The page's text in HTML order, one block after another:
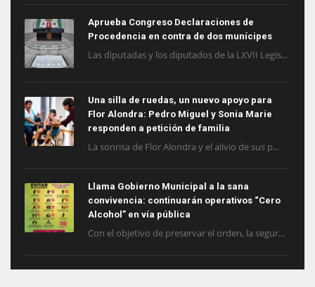
Aprueba Congreso Declaraciones de
Procedencia en contra de dos munícipes
Las diputadas y los diputados de la LXVII Legis...
Una silla de ruedas, un nuevo apoyo para
Flor Alondra: Pedro Miguel y Sonia Marie
responden a petición de familia
La sonrisa de Flor Alondra y el alivio de sus p...
Llama Gobierno Municipal a la sana
convivencia: continuarán operativos “Cero
Alcohol” en vía pública
Con el objetivo de preservar el orden, la segur...